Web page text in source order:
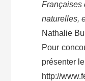
Françaises
naturelles,
Nathalie
Pour
présenter
http://